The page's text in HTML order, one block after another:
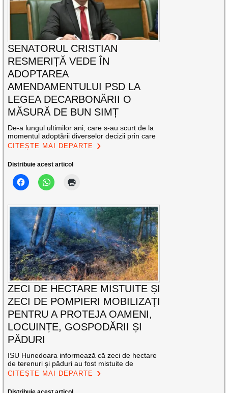
SENATORUL CRISTIAN
RESMERIȚĂ VEDE ÎN
ADOPTAREA
AMENDAMENTULUI PSD LA
LEGEA DECARBONĂRII O
MĂSURĂ DE BUN SIMȚ
De-a lungul ultimilor ani, care s-au scurt de la
momentul adoptării diverselor decizii prin care
CITEȘTE MAI DEPARTE
Distribuie acest articol
ZECI DE HECTARE MISTUITE ȘI
ZECI DE POMPIERI MOBILIZAȚI
PENTRU A PROTEJA OAMENI,
LOCUINȚE, GOSPODĂRII ȘI
PĂDURI
ISU Hunedoara informează că zeci de hectare
de terenuri și păduri au fost mistuite de
CITEȘTE MAI DEPARTE